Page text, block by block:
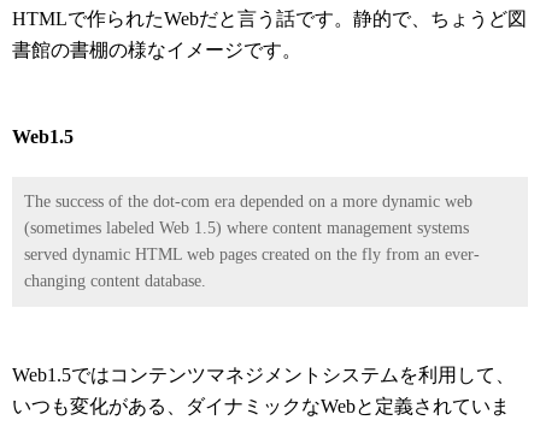
HTMLで作られたWebだと言う話です。静的で、ちょうど図
書館の書棚の様なイメージです。
Web1.5
The success of the dot-com era depended on a more dynamic web
(sometimes labeled Web 1.5) where content management systems
served dynamic HTML web pages created on the fly from an ever-
changing content database.
Web1.5ではコンテンツマネジメントシステムを利用して、
いつも変化がある、ダイナミックなWebと定義されていま